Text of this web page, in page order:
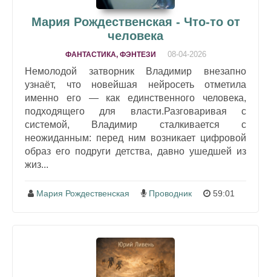
Мария Рождественская - Что-то от
человека
ФАНТАСТИКА, ФЭНТЕЗИ 08-04-2026
Немолодой затворник Владимир внезапно
узнаёт, что новейшая нейросеть отметила
именно его — как единственного человека,
подходящего для власти.Разговаривая с
системой, Владимир сталкивается с
неожиданным: перед ним возникает цифровой
образ его подруги детства, давно ушедшей из
жиз...
Мария Рождественская Проводник 59:01